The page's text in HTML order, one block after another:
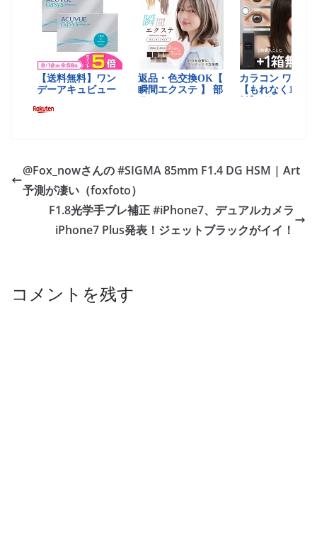
@Fox_nowさんの #SIGMA 85mm F1.4 DG HSM | Art
予測が凄い（foxfoto）
F1.8光学手ブレ補正 #iPhone7、デュアルカメラ
iPhone7 Plus発表！ジェットブラックがイイ！
コメントを残す